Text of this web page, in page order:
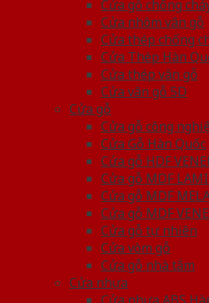
Cửa gỗ chống
Cửa nhôm vân gỗ
Cửa thép chống
Cửa Thép Hàn
Cửa thép vân gỗ
Cửa vân gỗ 5D
Cửa gỗ
Cửa gỗ công
Cửa Gỗ Hàn Quốc
Cửa gỗ HDF
Cửa gỗ MDF
Cửa gỗ MDF
Cửa gỗ MDF
Cửa gỗ tự nhiên
Cửa vòm gỗ
Cửa gỗ nhà tắm
Cửa nhựa
Cửa nhựa ABS